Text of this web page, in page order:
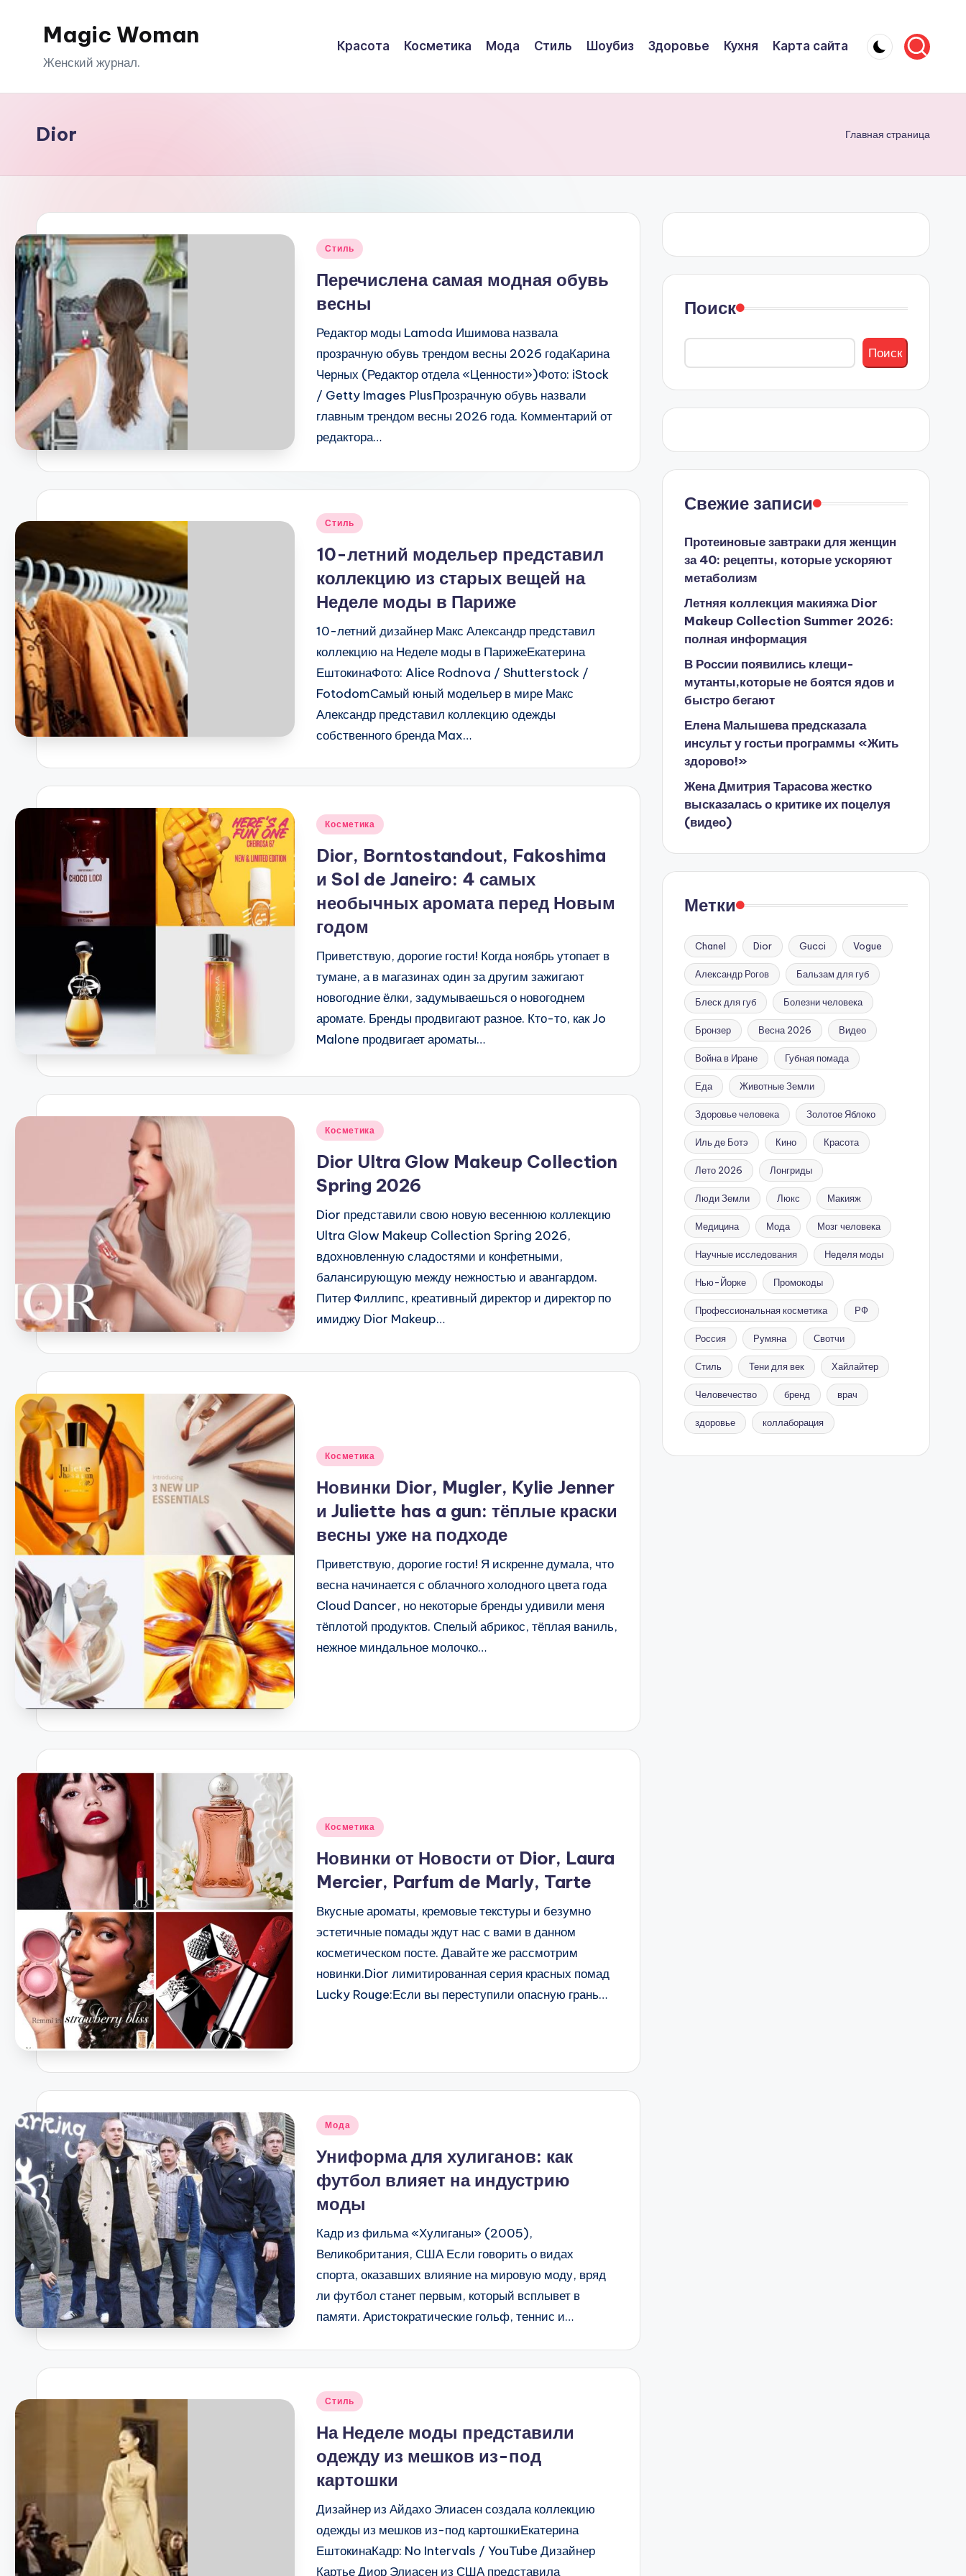
Magic Woman
Женский журнал.
Красота Косметика Мода Стиль Шоубиз Здоровье Кухня Карта сайта
Dior Главная страница
Опубликовано
Стиль
Перечислена самая модная обувь
весны
Редактор моды Lamoda Ишимова назвала
прозрачную обувь трендом весны 2026 годаКарина
Черных (Редактор отдела «Ценности»)Фото: iStock
/ Getty Images PlusПрозрачную обувь назвали
главным трендом весны 2026 года. Комментарий от
редактора…
Опубликовано
Стиль
10-летний модельер представил
коллекцию из старых вещей на
Неделе моды в Париже
10-летний дизайнер Макс Александр представил
коллекцию на Неделе моды в ПарижеЕкатерина
ЕштокинаФото: Alice Rodnova / Shutterstock /
FotodomСамый юный модельер в мире Макс
Александр представил коллекцию одежды
собственного бренда Max…
Опубликовано
Косметика
Dior, Borntostandout, Fakoshima
и Sol de Janeiro: 4 самых
необычных аромата перед Новым
годом
Приветствую, дорогие гости! Когда ноябрь утопает в
тумане, а в магазинах один за другим зажигают
новогодние ёлки, задумываешься о новогоднем
аромате. Бренды продвигают разное. Кто-то, как Jo
Malone продвигает ароматы…
Опубликовано
Косметика
Dior Ultra Glow Makeup Collection
Spring 2026
Dior представили свою новую весеннюю коллекцию
Ultra Glow Makeup Collection Spring 2026,
вдохновленную сладостями и конфетными,
балансирующую между нежностью и авангардом.
Питер Филлипс, креативный директор и директор по
имиджу Dior Makeup…
Опубликовано
Косметика
Новинки Dior, Mugler, Kylie Jenner
и Juliette has a gun: тёплые краски
весны уже на подходе
Приветствую, дорогие гости! Я искренне думала, что
весна начинается с облачного холодного цвета года
Cloud Dancer, но некоторые бренды удивили меня
тёплотой продуктов. Спелый абрикос, тёплая ваниль,
нежное миндальное молочко…
Опубликовано
Косметика
Новинки от Новости от Dior, Laura
Mercier, Parfum de Marly, Tarte
Вкусные ароматы, кремовые текстуры и безумно
эстетичные помады ждут нас с вами в данном
косметическом посте. Давайте же рассмотрим
новинки.Dior лимитированная серия красных помад
Lucky Rouge:Если вы переступили опасную грань…
Опубликовано
Мода
Униформа для хулиганов: как
футбол влияет на индустрию
моды
Кадр из фильма «Хулиганы» (2005),
Великобритания, США Если говорить о видах
спорта, оказавших влияние на мировую моду, вряд
ли футбол станет первым, который всплывет в
памяти. Аристократические гольф, теннис и…
Опубликовано
Стиль
На Неделе моды представили
одежду из мешков из-под
картошки
Дизайнер из Айдахо Элиасен создала коллекцию
одежды из мешков из-под картошкиЕкатерина
ЕштокинаКадр: No Intervals / YouTube Дизайнер
Картье Диор Элиасен из США представила
Поиск
Поиск
Свежие записи
Протеиновые завтраки для женщин
за 40: рецепты, которые ускоряют
метаболизм
Летняя коллекция макияжа Dior
Makeup Collection Summer 2026:
полная информация
В России появились клещи-
мутанты,которые не боятся ядов и
быстро бегают
Елена Малышева предсказала
инсульт у гостьи программы «Жить
здорово!»
Жена Дмитрия Тарасова жестко
высказалась о критике их поцелуя
(видео)
Метки
Chanel Dior Gucci Vogue
Александр Рогов Бальзам для губ
Блеск для губ Болезни человека
Бронзер Весна 2026 Видео
Война в Иране Губная помада
Еда Животные Земли
Здоровье человека Золотое Яблоко
Иль де Ботэ Кино Красота
Лето 2026 Лонгриды
Люди Земли Люкс Макияж
Медицина Мода Мозг человека
Научные исследования Неделя моды
Нью-Йорке Промокоды
Профессиональная косметика РФ
Россия Румяна Свотчи
Стиль Тени для век Хайлайтер
Человечество бренд врач
здоровье коллаборация